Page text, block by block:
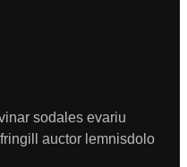
sodales evariu
auctor lemnisdolo